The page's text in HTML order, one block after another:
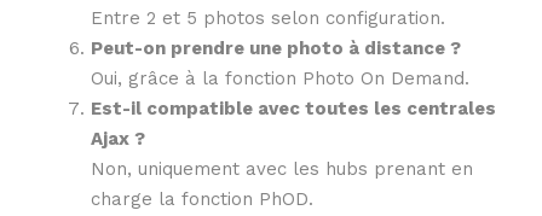
Entre 2 et 5 photos selon configuration.
Peut-on prendre une photo à distance ?
Oui, grâce à la fonction Photo On Demand.
Est-il compatible avec toutes les centrales
Ajax ?
Non, uniquement avec les hubs prenant en
charge la fonction PhOD.